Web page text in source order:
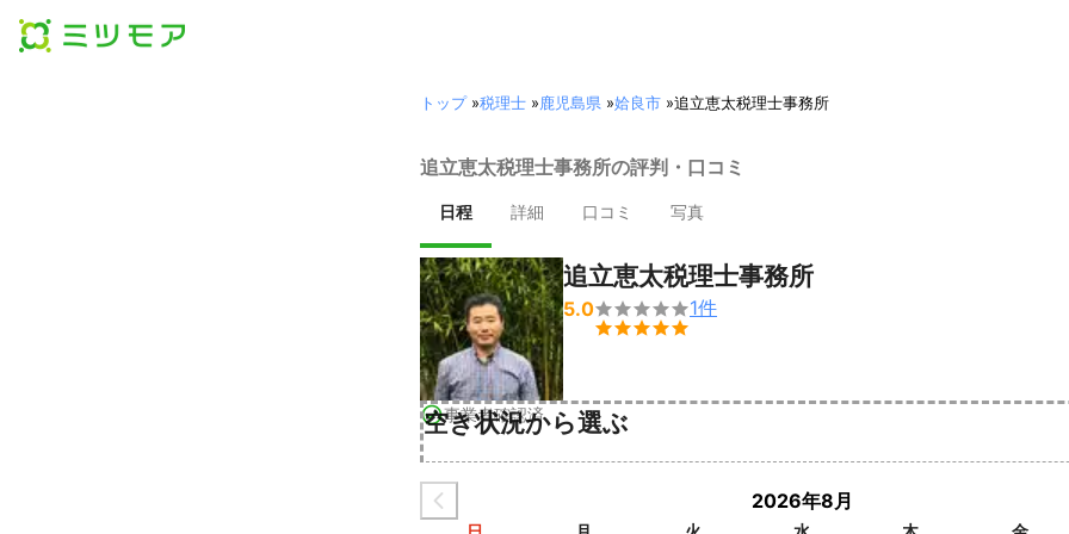
トップ»税理士 »鹿児島県 »姶良市 »追立恵太税理士事務所
追立恵太税理士事務所の評判・口コミ
日程 詳細 口コミ 写真
事業者確認済
追立恵太税理士事務所
5.0

1件
空き状況から選ぶ
2026年8月